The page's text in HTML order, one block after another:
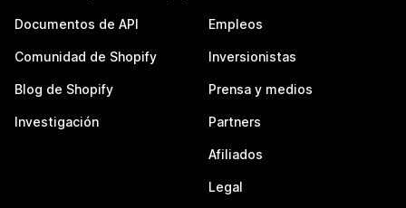
Documentos de API
Comunidad de Shopify
Blog de Shopify
Investigación
Empleos
Inversionistas
Prensa y medios
Partners
Afiliados
Legal